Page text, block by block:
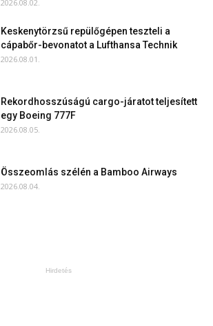
2026.08.02.
Keskenytörzsű repülőgépen teszteli a
cápabőr-bevonatot a Lufthansa Technik
2026.08.01.
Rekordhosszúságú cargo-járatot teljesített
egy Boeing 777F
2026.08.05.
Összeomlás szélén a Bamboo Airways
2026.08.04.
Hirdetés